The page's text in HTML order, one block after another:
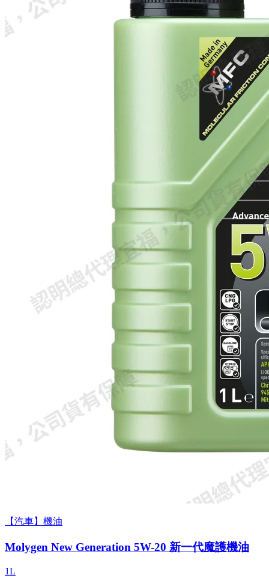
【汽車】機油
Molygen New Gener­a­tion 5W-20 新一代魔護機油
1L